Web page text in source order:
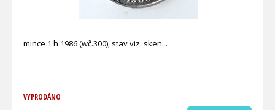
mince 1 h 1986 (wč.300), stav viz. sken
VYPRODÁNO